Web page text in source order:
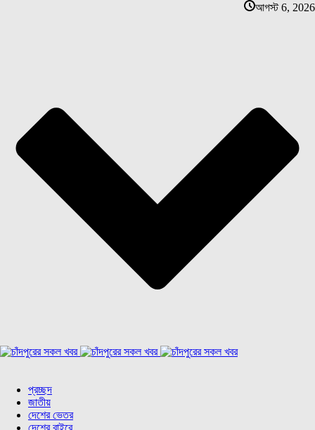
আগস্ট 6, 2026
প্রচ্ছদ
জাতীয়
দেশের ভেতর
দেশের বাইরে